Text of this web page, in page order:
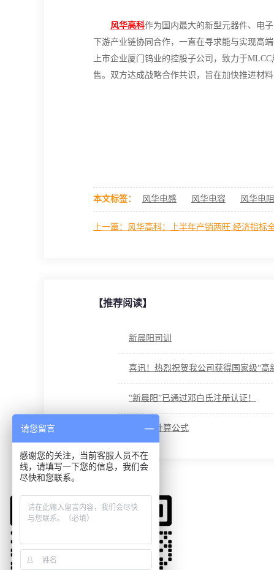
风华高科作为国内最大的新型元器件、电
下游产业链协同合作，一直在寻求能与实现高
上市企业厦门钨业的控股子公司，致力于
售。双方达成战略合作共识，旨在加快推进材
本文标签： 风华电感 风华电容 风华电阻
上一篇：风华高科：上半年产销两旺 经济指标
【推荐阅读】
新晨阳司训
喜讯！热烈祝贺我公司获得国家级“高
“新晨阳”已通过邓白氏注册认证！
电容的计算公式
请您留言
感谢您的关注，当前客服人员不在
线，请填写一下您的信息，我们会
尽快和您联系。